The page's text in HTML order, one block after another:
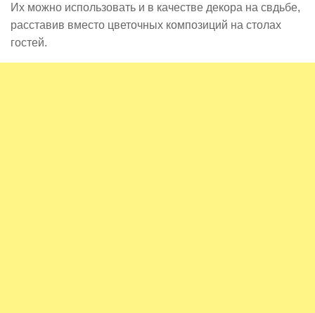
Их можно использовать и в качестве декора на свдьбе,
расставив вместо цветочных композиций на столах
гостей.